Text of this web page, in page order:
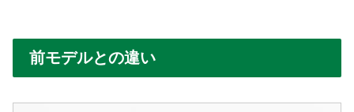
前モデルとの違い